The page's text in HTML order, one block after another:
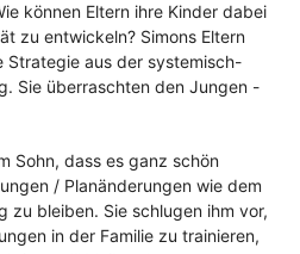
können Eltern ihre Kinder dabei
zu entwickeln? Simons Eltern
Strategie aus der systemisch-
Sie überraschten den Jungen -
Sohn, dass es ganz schön
/ Planänderungen wie dem
zu bleiben. Sie schlugen ihm vor,
in der Familie zu trainieren,